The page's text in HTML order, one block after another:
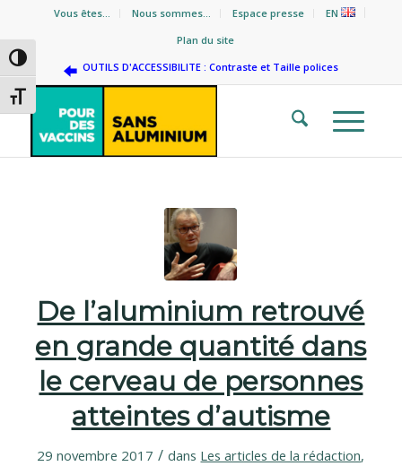
Passer en contraste élevé
Changer la taille de la police
Vous êtes… Nous sommes… Espace presse
EN
Plan du site
OUTILS D'ACCESSIBILITE : Contraste et Taille polices
De l’aluminium retrouvé
en grande quantité dans
le cerveau de personnes
atteintes d’autisme
29 novembre 2017 / dans Les articles de la rédaction,